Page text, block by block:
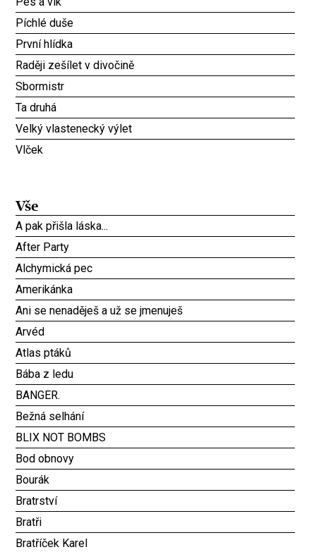
Píchlé duše
První hlídka
Raději zešílet v divočině
Sbormistr
Ta druhá
Velký vlastenecký výlet
Vlček
Vše
A pak přišla láska...
After Party
Alchymická pec
Amerikánka
Ani se nenaděješ a už se jmenuješ
Arvéd
Atlas ptáků
Bába z ledu
BANGER.
Bežná selhání
BLIX NOT BOMBS
Bod obnovy
Bourák
Bratrství
Bratři
Bratříček Karel